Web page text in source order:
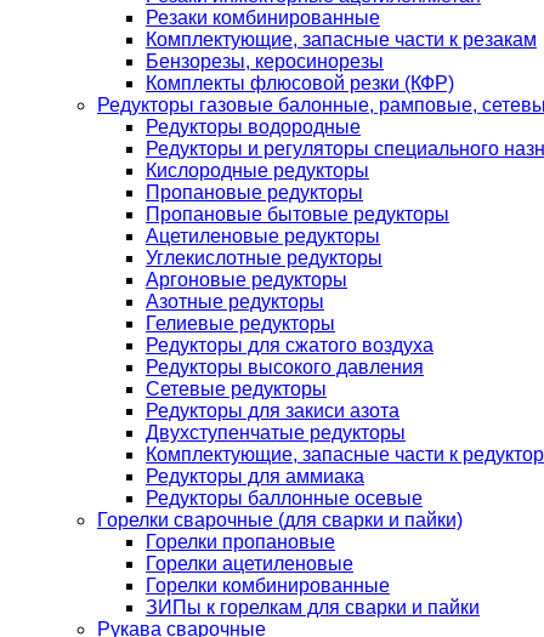
Резаки комбинированные
Комплектующие, запасные части к резакам
Бензорезы, керосинорезы
Комплекты флюсовой резки (КФР)
Редукторы газовые балонные, рамповые,
Редукторы водородные
Редукторы и регуляторы специального
Кислородные редукторы
Пропановые редукторы
Пропановые бытовые редукторы
Ацетиленовые редукторы
Углекислотные редукторы
Аргоновые редукторы
Азотные редукторы
Гелиевые редукторы
Редукторы для сжатого воздуха
Редукторы высокого давления
Сетевые редукторы
Редукторы для закиси азота
Двухступенчатые редукторы
Комплектующие, запасные части к
Редукторы для аммиака
Редукторы баллонные осевые
Горелки сварочные (для сварки и пайки)
Горелки пропановые
Горелки ацетиленовые
Горелки комбинированные
ЗИПы к горелкам для сварки и пайки
Рукава сварочные